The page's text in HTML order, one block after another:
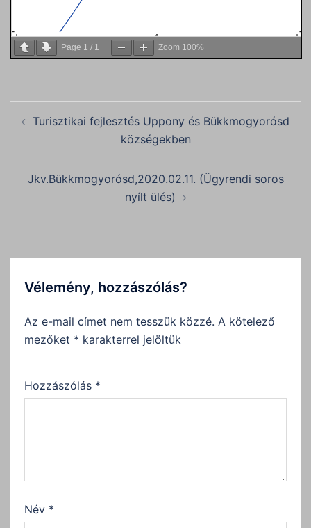
Page 1 / 1 Zoom 100%
navigation
Turisztikai fejlesztés Uppony és Bükkmogyorósd
községekben
Jkv.Bükkmogyorósd,2020.02.11. (Ügyrendi soros
nyílt ülés)
Vélemény, hozzászólás?
Az e-mail címet nem tesszük közzé. A kötelező
mezőket * karakterrel jelöltük
Hozzászólás *
Név *